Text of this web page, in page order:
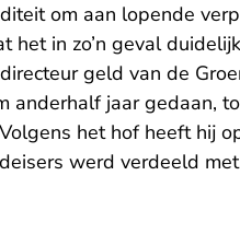
om aan lopende
het in zo’n geval
geld van de
anderhalf jaar gedaan,
het hof heeft hij
werd verdeeld